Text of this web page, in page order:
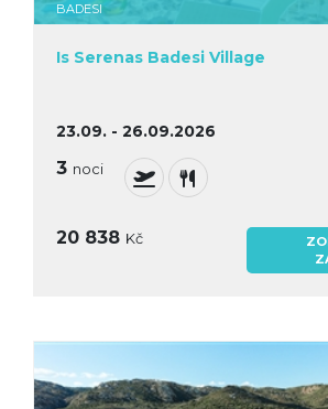
BADESI
Is Serenas Badesi Village
23.09. - 26.09.2026
3 noci
20 838 Kč